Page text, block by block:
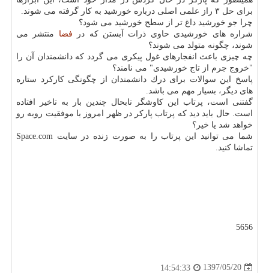
برای حل ۳ راز علمی اصلی درباره خورشید به كار گرفته می شوند.
چرا جو خورشید داغ تر از سطح خورشید می شود؟
شراره های خورشیدی حاوی ذرات آبستن كه در فضا منتشر می
شوند، چگونه متولد می شوند؟
چه چیزی باعث انفجارهای غول پیكری می گردد كه دانشمندان آن را
"خروج جرم از تاج خورشیدی" می نامند؟
پاسخ این سوالات برای درك دانشمندان از چگونگی كاركرد ستاره
های دیگر، بسیار مهم می باشد.
گفتنی است، پرتاب این كاوشگر تابحال چندین بار به تاخیر افتاده
است. حال باید دید كه پرتاب پاركر در ظهر امروز با موفقیت روبه رو
خواهد شد یا خیر؟
شما می توانید این پرتاب را به صورت زنده در سایت Space.com
تماشا كنید.
5656
1397/05/20
14:54:33